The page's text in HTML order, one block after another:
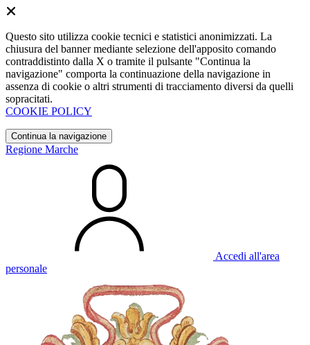
Questo sito utilizza cookie tecnici e statistici anonimizzati. La
chiusura del banner mediante selezione dell'apposito comando
contraddistinto dalla X o tramite il pulsante "Continua la
navigazione" comporta la continuazione della navigazione in
assenza di cookie o altri strumenti di tracciamento diversi da quelli
sopracitati.
COOKIE POLICY
Continua la navigazione
Regione Marche
Accedi all'area
personale